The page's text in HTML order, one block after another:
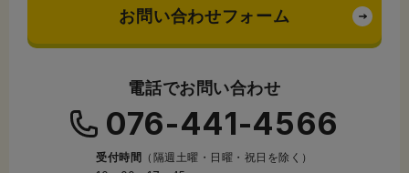
お問い合わせフォーム
電話でお問い合わせ
076-441-4566
受付時間
（隔週土曜・日曜・祝日を除く）